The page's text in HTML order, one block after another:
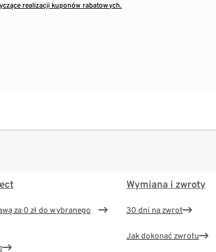
realizacji kuponów rabatowych.
za 0 zł do wybranego
Wymiana i zwroty
30 dni na zwrot
Jak dokonać zwrotu